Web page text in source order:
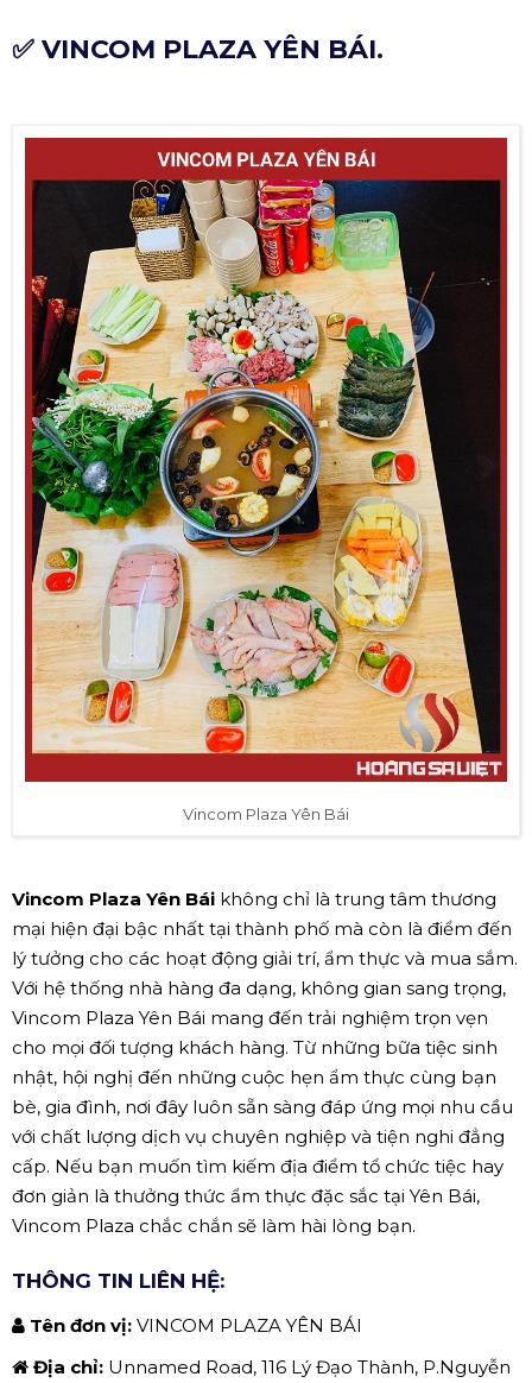
✅ VINCOM PLAZA YÊN BÁI.
Vincom Plaza Yên Bái
Vincom Plaza Yên Bái không chỉ là trung tâm thương
mại hiện đại bậc nhất tại thành phố mà còn là điểm đến
lý tưởng cho các hoạt động giải trí, ẩm thực và mua sắm.
Với hệ thống nhà hàng đa dạng, không gian sang trọng,
Vincom Plaza Yên Bái mang đến trải nghiệm trọn vẹn
cho mọi đối tượng khách hàng. Từ những bữa tiệc sinh
nhật, hội nghị đến những cuộc hẹn ẩm thực cùng bạn
bè, gia đình, nơi đây luôn sẵn sàng đáp ứng mọi nhu cầu
với chất lượng dịch vụ chuyên nghiệp và tiện nghi đẳng
cấp. Nếu bạn muốn tìm kiếm địa điểm tổ chức tiệc hay
đơn giản là thưởng thức ẩm thực đặc sắc tại Yên Bái,
Vincom Plaza chắc chắn sẽ làm hài lòng bạn.
THÔNG TIN LIÊN HỆ:
Tên đơn vị: VINCOM PLAZA YÊN BÁI
Địa chỉ: Unnamed Road, 116 Lý Đạo Thành, P.Nguyễn